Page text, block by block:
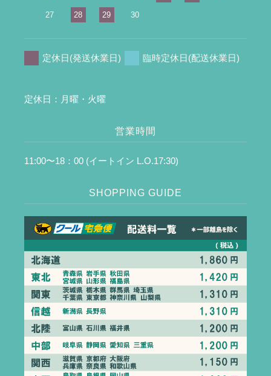
27 28 29 30
定休日(発送休業日) 臨時定休日(配送休業日)
定休日：月曜・火曜
営業時間
11:00〜18：00 (イートイン L.O.17:30)
SHOPPING GUIDE